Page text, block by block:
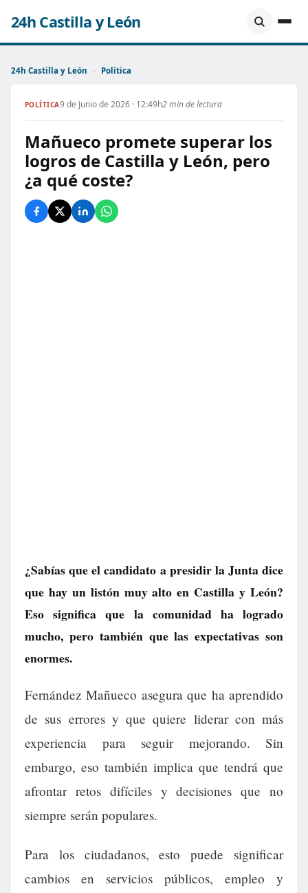
24h Castilla y León
24h Castilla y León › Política
POLÍTICA9 de Junio de 2026 · 12:49h2 min de lectura
Mañueco promete superar los
logros de Castilla y León, pero
¿a qué coste?
¿Sabías que el candidato a presidir la Junta dice
que hay un listón muy alto en Castilla y León?
Eso significa que la comunidad ha logrado
mucho, pero también que las expectativas son
enormes.
Fernández Mañueco asegura que ha aprendido
de sus errores y que quiere liderar con más
experiencia para seguir mejorando. Sin
embargo, eso también implica que tendrá que
afrontar retos difíciles y decisiones que no
siempre serán populares.
Para los ciudadanos, esto puede significar
cambios en servicios públicos, empleo y